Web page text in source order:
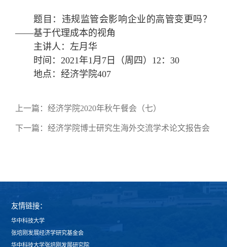
题目：违规监管会影响企业的高管变更吗？
——基于代理成本的视角
主讲人：左月华
时间：2021年1月7日（周四）12：30
地点：经济学院407
上一篇：经济学院2020年秋午餐会（七）
下一篇：经济学院博士研究生海外交流学术论文报告会
友情链接：
华中科技大学
张培刚发展经济学研究基金会
华中科技大学张培刚发展研究院